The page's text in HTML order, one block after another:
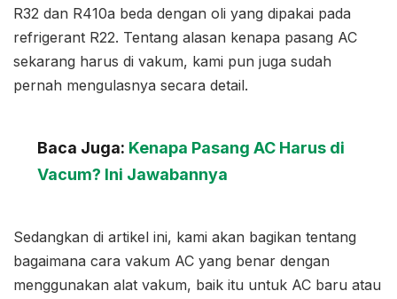
R32 dan R410a beda dengan oli yang dipakai pada
refrigerant R22. Tentang alasan kenapa pasang AC
sekarang harus di vakum, kami pun juga sudah
pernah mengulasnya secara detail.
Baca Juga: Kenapa Pasang AC Harus di
Vacum? Ini Jawabannya
Sedangkan di artikel ini, kami akan bagikan tentang
bagaimana cara vakum AC yang benar dengan
menggunakan alat vakum, baik itu untuk AC baru atau